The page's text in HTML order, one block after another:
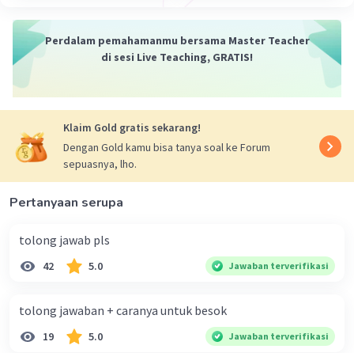
Perdalam pemahamanmu bersama Master Teacher
di sesi Live Teaching, GRATIS!
Klaim Gold gratis sekarang!
Dengan Gold kamu bisa tanya soal ke Forum
sepuasnya, lho.
Pertanyaan serupa
tolong jawab pls
42 5.0 Jawaban terverifikasi
tolong jawaban + caranya untuk besok
19 5.0 Jawaban terverifikasi